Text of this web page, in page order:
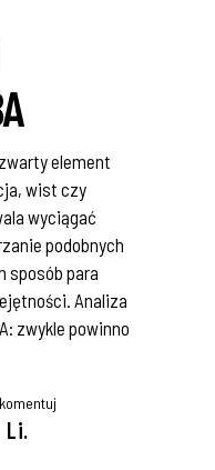
element
wist czy
wyciągać
podobnych
sposób para
Analiza
zwykle powinno
Li.